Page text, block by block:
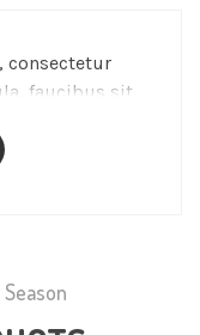
consectetur
faucibus sit
magna.